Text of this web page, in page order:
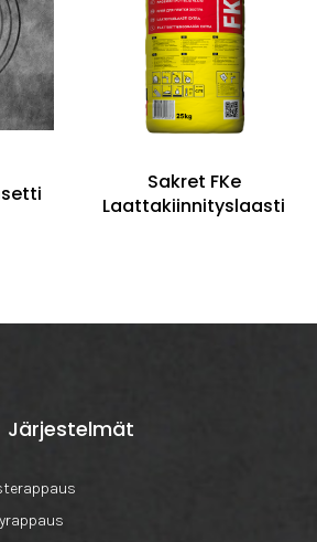
Sakret FKe
Laattakiinnityslaasti
Järjestelmät